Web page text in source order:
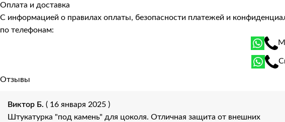
Оплата и доставка
С информацией о правилах оплаты, безопасности платежей и
по телефонам:
Отзывы
Виктор Б. ( 16 января 2025 )
Штукатурка "под камень" для цоколя. Отличная защита от внешних